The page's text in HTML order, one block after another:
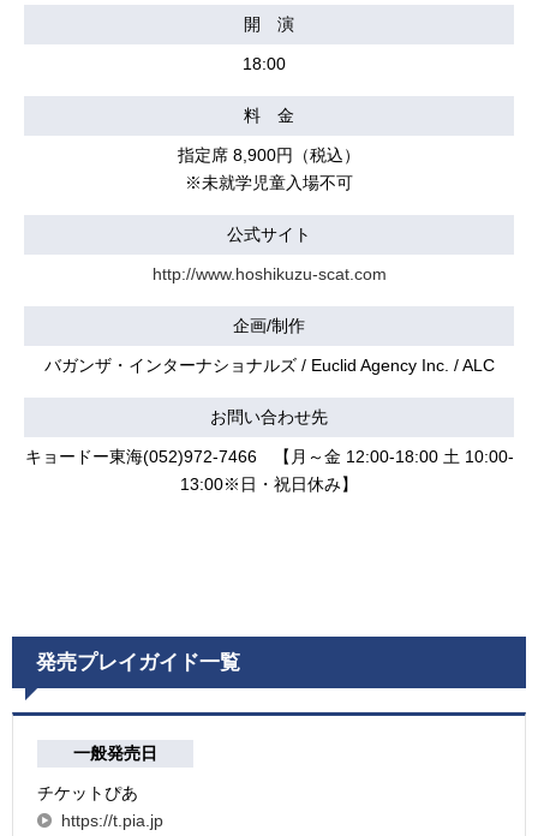
開 演
18:00
料 金
指定席 8,900円（税込）
※未就学児童入場不可
公式サイト
http://www.hoshikuzu-scat.com
企画/制作
バガンザ・インターナショナルズ / Euclid Agency Inc. / ALC
お問い合わせ先
キョードー東海(052)972-7466 【月～金 12:00-18:00 土 10:00-
13:00※日・祝日休み】
発売プレイガイド一覧
一般発売日
チケットぴあ
https://t.pia.jp